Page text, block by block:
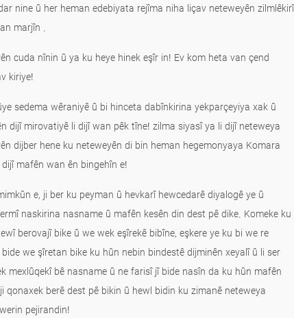
nine û her heman edebiyata rejîma niha liçav neteweyên zilmlêkirî
marjîn .
cuda nînin û ya ku heye hinek eşîr in! Ev kom heta van çend
kiriye!
sedema wêraniyê û bi hinceta dabînkirina yekparçeyiya xak û
dijî mirovatiyê li dijî wan pêk tîne! zilma siyasî ya li dijî neteweya
dijber hene ku neteweyên di bin heman hegemonyaya Komara
mafên wan ên bingehîn e!
e, ji ber ku peyman û hevkarî hewcedarê diyalogê ye û
naskirina nasname û mafên kesên din dest pê dike. Komeke ku
berovajî bike û we wek eşîrekê bibîne, eşkere ye ku bi we re
we şîretan bike ku hûn nebin bindestê dijminên xeyalî û li ser
mexlûqekî bê nasname û ne farisî jî bide nasîn da ku hûn mafên
berê dest pê bikin û hewl bidin ku zimanê neteweya
pejirandin!